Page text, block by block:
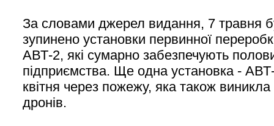
За словами джерел видання, 7 травня
зупинено установки первинної
АВТ-2, які сумарно забезпечують
підприємства. Ще одна установка -
квітня через пожежу, яка також виникла
дронів.